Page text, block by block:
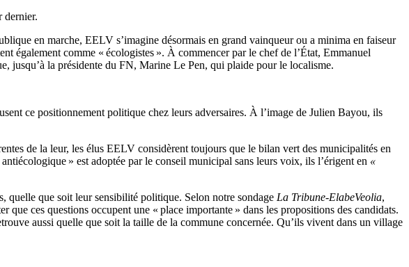
dernier.
en marche, EELV s’imagine désormais en grand vainqueur ou a minima en faiseur
également comme « écologistes ». À commencer par le chef de l’État, Emmanuel
jusqu’à la présidente du FN, Marine Le Pen, qui plaide pour le localisme.
ce positionnement politique chez leurs adversaires. À l’image de Julien Bayou, ils
de la leur, les élus EELV considèrent toujours que le bilan vert des municipalités en
» est adoptée par le conseil municipal sans leurs voix, ils l’érigent en «
quelle que soit leur sensibilité politique. Selon notre sondage La Tribune-ElabeVeolia,
que ces questions occupent une « place importante » dans les propositions des candidats.
aussi quelle que soit la taille de la commune concernée. Qu’ils vivent dans un village